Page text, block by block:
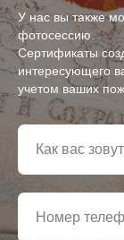
У нас вы также
фотосессию.
Сертификаты
интересующего
учетом ваших